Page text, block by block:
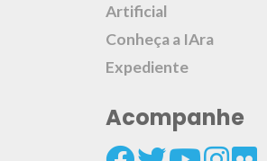
Artificial
Conheça a IAra
Expediente
Acompanhe